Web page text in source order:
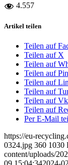
4.557
Artikel teilen
Teilen auf
Teilen auf X
Teilen auf
Teilen auf
Teilen auf
Teilen auf
Teilen auf Vk
Teilen auf
Per E-Mail
https://eu-
0324.jpg 360 1030
content/uploads/